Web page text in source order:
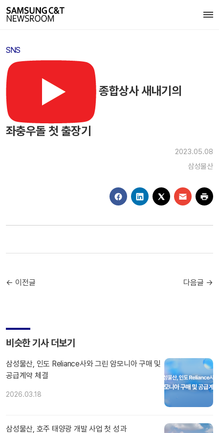
SNS
종합상사 새내기의
좌충우돌 첫 출장기
2023.05.08
삼성물산
← 이전글 다음글 →
비슷한 기사 더보기
삼성물산, 인도 Reliance사와 그린 암모니아 구매 및
공급계약 체결
2026.03.18
삼성물산, 호주 태양광 개발 사업 첫 성과